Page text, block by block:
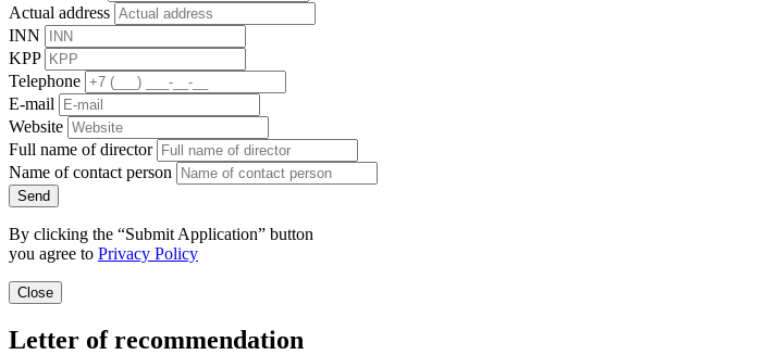
Actual address
INN
KPP
Telephone
E-mail
Website
Full name of director
Name of contact person
Send
By clicking the “Submit Application” button
you agree to Privacy Policy
Close
Letter of recommendation